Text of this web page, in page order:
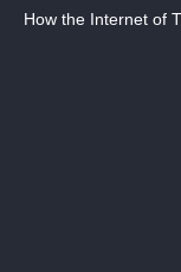
How the Internet of